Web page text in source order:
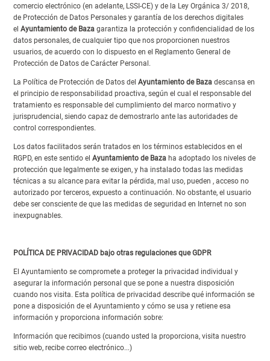
comercio electrónico (en adelante, LSSI-CE) y de la Ley Orgánica 3/ 2018,
de Protección de Datos Personales y garantía de los derechos digitales
el Ayuntamiento de Baza garantiza la protección y confidencialidad de los
datos personales, de cualquier tipo que nos proporcionen nuestros
usuarios, de acuerdo con lo dispuesto en el Reglamento General de
Protección de Datos de Carácter Personal.
La Política de Protección de Datos del Ayuntamiento de Baza descansa en
el principio de responsabilidad proactiva, según el cual el responsable del
tratamiento es responsable del cumplimiento del marco normativo y
jurisprudencial, siendo capaz de demostrarlo ante las autoridades de
control correspondientes.
Los datos facilitados serán tratados en los términos establecidos en el
RGPD, en este sentido el Ayuntamiento de Baza ha adoptado los niveles de
protección que legalmente se exigen, y ha instalado todas las medidas
técnicas a su alcance para evitar la pérdida, mal uso, pueden , acceso no
autorizado por terceros, expuesto a continuación. No obstante, el usuario
debe ser consciente de que las medidas de seguridad en Internet no son
inexpugnables.
POLÍTICA DE PRIVACIDAD bajo otras regulaciones que GDPR
El Ayuntamiento se compromete a proteger la privacidad individual y
asegurar la información personal que se pone a nuestra disposición
cuando nos visita. Esta política de privacidad describe qué información se
pone a disposición de el Ayuntamiento y cómo se usa y retiene esa
información y proporciona información sobre:
Información que recibimos (cuando usted la proporciona, visita nuestro
sitio web, recibe correo electrónico...)